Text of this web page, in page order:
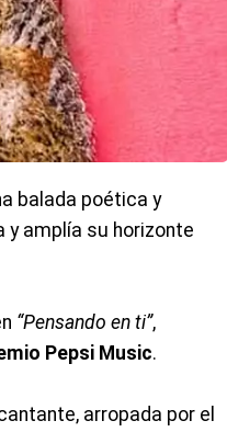
balada poética y
amplía su horizonte
“Pensando en ti”,
Pepsi Music.
arropada por el